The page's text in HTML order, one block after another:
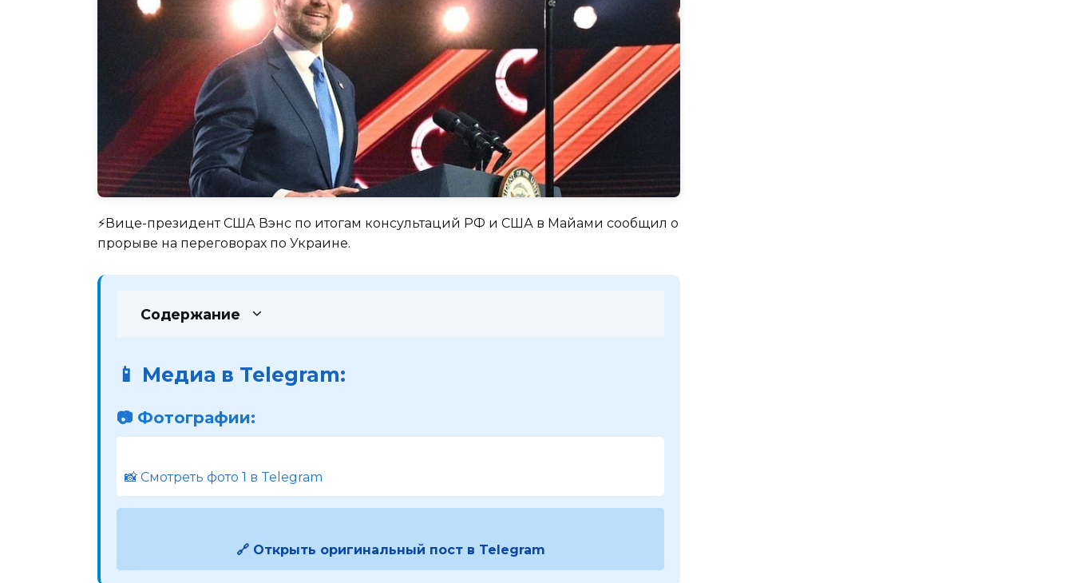
⚡️Вице-президент США Вэнс по итогам консультаций РФ и США в Майами сообщил о
прорыве на переговорах по Украине.
Содержание
📱 Медиа в Telegram:
📷 Фотографии:
📸 Смотреть фото 1 в Telegram
🔗 Открыть оригинальный пост в Telegram